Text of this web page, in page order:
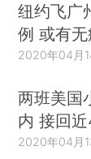
纽约飞广
例 或有
2020年04月
两班美国
内 接回
2020年04月